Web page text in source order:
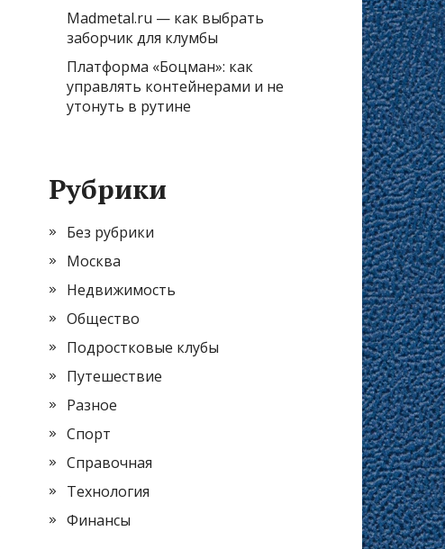
Madmetal.ru — как выбрать
заборчик для клумбы
Платформа «Боцман»: как
управлять контейнерами и не
утонуть в рутине
Рубрики
Без рубрики
Москва
Недвижимость
Общество
Подростковые клубы
Путешествие
Разное
Спорт
Справочная
Технология
Финансы